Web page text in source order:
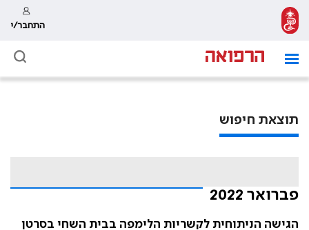
התחבר/י
תוצאת חיפוש
פברואר 2022
הגישה הניתוחית לקשריות הלימפה בבית השחי בסרטן